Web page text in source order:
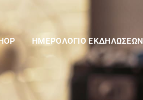
ΗΜΕΡΟΛΌΓΙΟ ΕΚΔΗΛΏΣΕΩΝ